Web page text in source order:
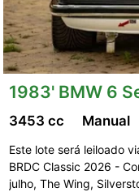
1983' BMW 6
3453 cc Manual
Este lote será leiloado
BRDC Classic 2026 -
julho, The Wing,